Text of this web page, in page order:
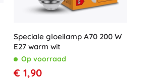
Speciale gloeilamp A70 200 W
E27 warm wit
Op voorraad
€ 1,90